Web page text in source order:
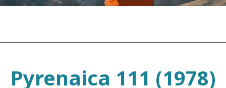
Pyrenaica 111 (1978)